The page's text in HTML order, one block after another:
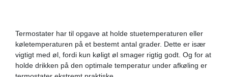
Termostater har til opgave at holde stuetemperaturen eller
køletemperaturen på et bestemt antal grader. Dette er især
vigtigt med øl, fordi kun køligt øl smager rigtig godt. Og for at
holde drikken på den optimale temperatur under afkøling er